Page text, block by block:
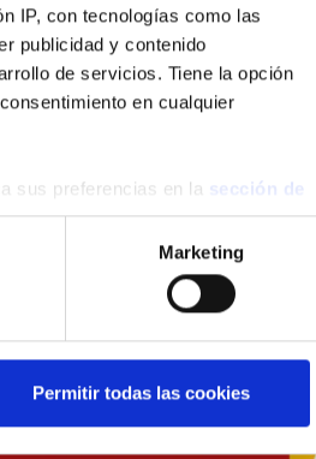
IP, con tecnologías como las
publicidad y contenido
de servicios. Tiene la opción
en cualquier
sus preferencias en la sección de
de cookies.
funciones de redes sociales
con nuestros partners de
Marketing
Permitir todas las cookies